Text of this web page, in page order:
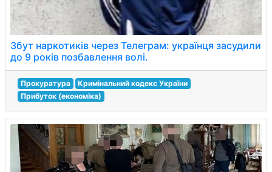
Збут наркотиків через Телеграм: українця засудили
до 9 років позбавлення волі.
Прокуратура
Кримінальний кодекс України
Прибуток (економіка)